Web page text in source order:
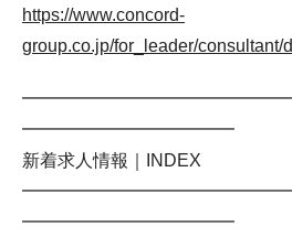
https://www.concord-
group.co.jp/for_leader/consultant/
━━━━━━━━━━━━
新着求人情報｜INDEX
━━━━━━━━━━━━